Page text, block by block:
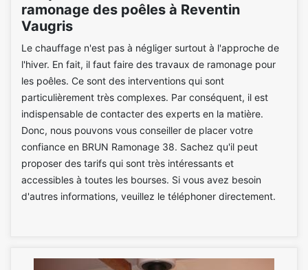
ramonage des poêles à Reventin
Vaugris
Le chauffage n'est pas à négliger surtout à l'approche de
l'hiver. En fait, il faut faire des travaux de ramonage pour
les poêles. Ce sont des interventions qui sont
particulièrement très complexes. Par conséquent, il est
indispensable de contacter des experts en la matière.
Donc, nous pouvons vous conseiller de placer votre
confiance en BRUN Ramonage 38. Sachez qu'il peut
proposer des tarifs qui sont très intéressants et
accessibles à toutes les bourses. Si vous avez besoin
d'autres informations, veuillez le téléphoner directement.